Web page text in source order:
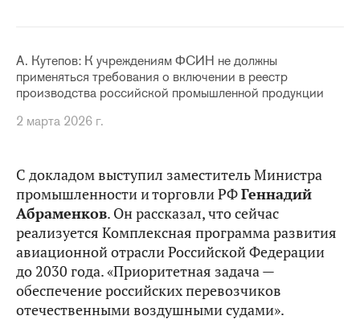
А. Кутепов: К учреждениям ФСИН не должны
применяться требования о включении в реестр
производства российской промышленной продукции
2 марта 2026 г.
С докладом выступил заместитель Министра
промышленности и торговли РФГеннадий
Абраменков. Он рассказал, что сейчас
реализуется Комплексная программа развития
авиационной отрасли Российской Федерации
до 2030 года. «Приоритетная задача —
обеспечение российских перевозчиков
отечественными воздушными судами».